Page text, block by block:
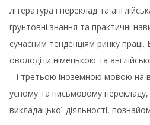
література і переклад та
ґрунтовні знання та практичні
сучасним тенденціям ринку
оволодіти німецькою та
– і третьою іноземною мовою на
усному та письмовому
викладацької діяльності,